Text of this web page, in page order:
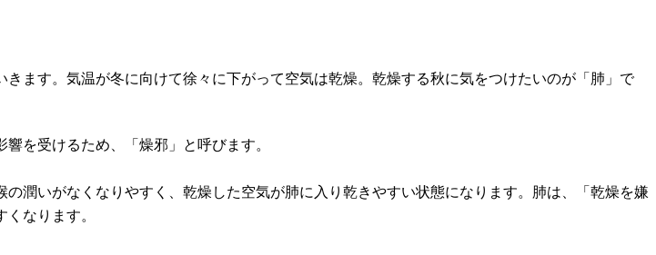
ます。気温が冬に向けて徐々に下がって空気は乾燥。乾燥する秋に気をつけたいのが「肺」で
を受けるため、「燥邪」と呼びます。
潤いがなくなりやすく、乾燥した空気が肺に入り乾きやすい状態になります。肺は、「乾燥を嫌
なります。